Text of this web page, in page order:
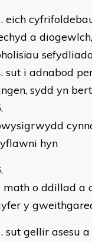
eich
a
sut i adnabod
sydd yn
hyn
math o ddillad a
y
sut gellir asesu